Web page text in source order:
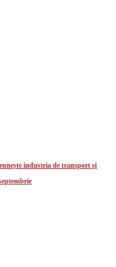
industria de transport și